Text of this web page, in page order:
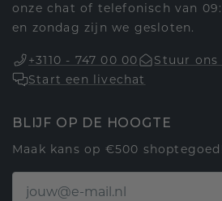
onze chat of telefonisch van
en zondag zijn we gesloten.
+3110 - 747 00 00
Stuur ons
Start een livechat
BLIJF OP DE HOOGTE
Maak kans op €500